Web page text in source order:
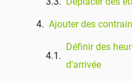
Ajouter des
Définir des
d'arrivée